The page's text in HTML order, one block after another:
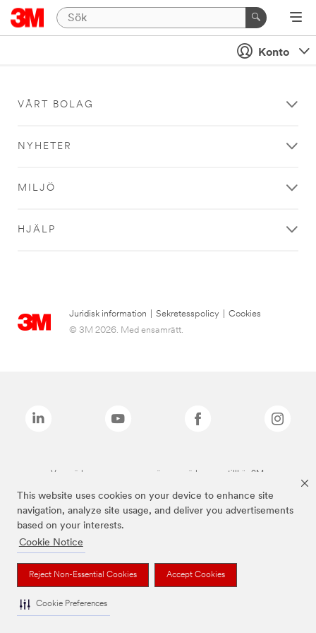
This website uses cookies on your device to enhance site
navigation, analyze site usage, and deliver you advertisements
based on your interests.
Cookie Notice
Reject Non-Essential Cookies Accept Cookies
Cookie Preferences
Konto
VÅRT BOLAG
NYHETER
MILJÖ
HJÄLP
Juridisk information Sekretesspolicy
Cookies
© 3M 2026. Med ensamrätt.
Varumärken som anges ovan är varumärken som tillhör 3M.